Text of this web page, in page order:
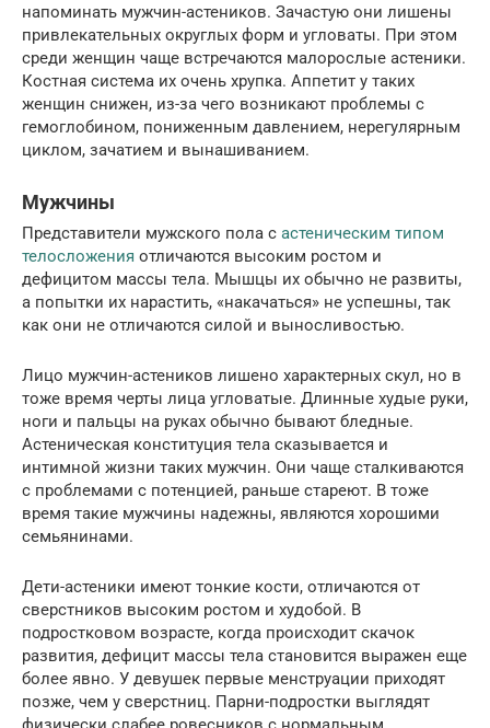
напоминать мужчин-астеников. Зачастую они лишены
привлекательных округлых форм и угловаты. При этом
среди женщин чаще встречаются малорослые астеники.
Костная система их очень хрупка. Аппетит у таких
женщин снижен, из-за чего возникают проблемы с
гемоглобином, пониженным давлением, нерегулярным
циклом, зачатием и вынашиванием.
Мужчины
Представители мужского пола с астеническим типом
телосложения отличаются высоким ростом и
дефицитом массы тела. Мышцы их обычно не развиты,
а попытки их нарастить, «накачаться» не успешны, так
как они не отличаются силой и выносливостью.
Лицо мужчин-астеников лишено характерных скул, но в
тоже время черты лица угловатые. Длинные худые руки,
ноги и пальцы на руках обычно бывают бледные.
Астеническая конституция тела сказывается и
интимной жизни таких мужчин. Они чаще сталкиваются
с проблемами с потенцией, раньше стареют. В тоже
время такие мужчины надежны, являются хорошими
семьянинами.
Дети-астеники имеют тонкие кости, отличаются от
сверстников высоким ростом и худобой. В
подростковом возрасте, когда происходит скачок
развития, дефицит массы тела становится выражен еще
более явно. У девушек первые менструации приходят
позже, чем у сверстниц. Парни-подростки выглядят